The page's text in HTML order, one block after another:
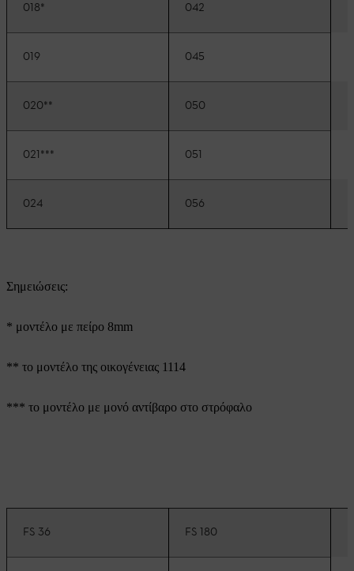
018* 042
019 045
020** 050
021*** 051
024 056
Σημειώσεις:
* μοντέλο με πείρο 8mm
** το μοντέλο της οικογένειας 1114
*** το μοντέλο με μονό αντίβαρο στο στρόφαλο
FS 36 FS 180